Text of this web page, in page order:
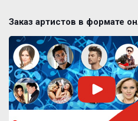
Заказ артистов в формате